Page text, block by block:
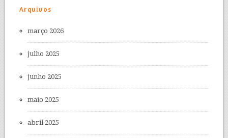
Arquivos
março 2026
julho 2025
junho 2025
maio 2025
abril 2025